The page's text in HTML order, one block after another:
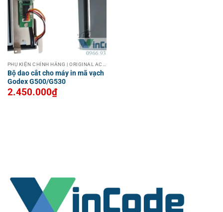
Bộ dao cắt cho máy in mã vạch
Godex G500/G530
2.450.000₫